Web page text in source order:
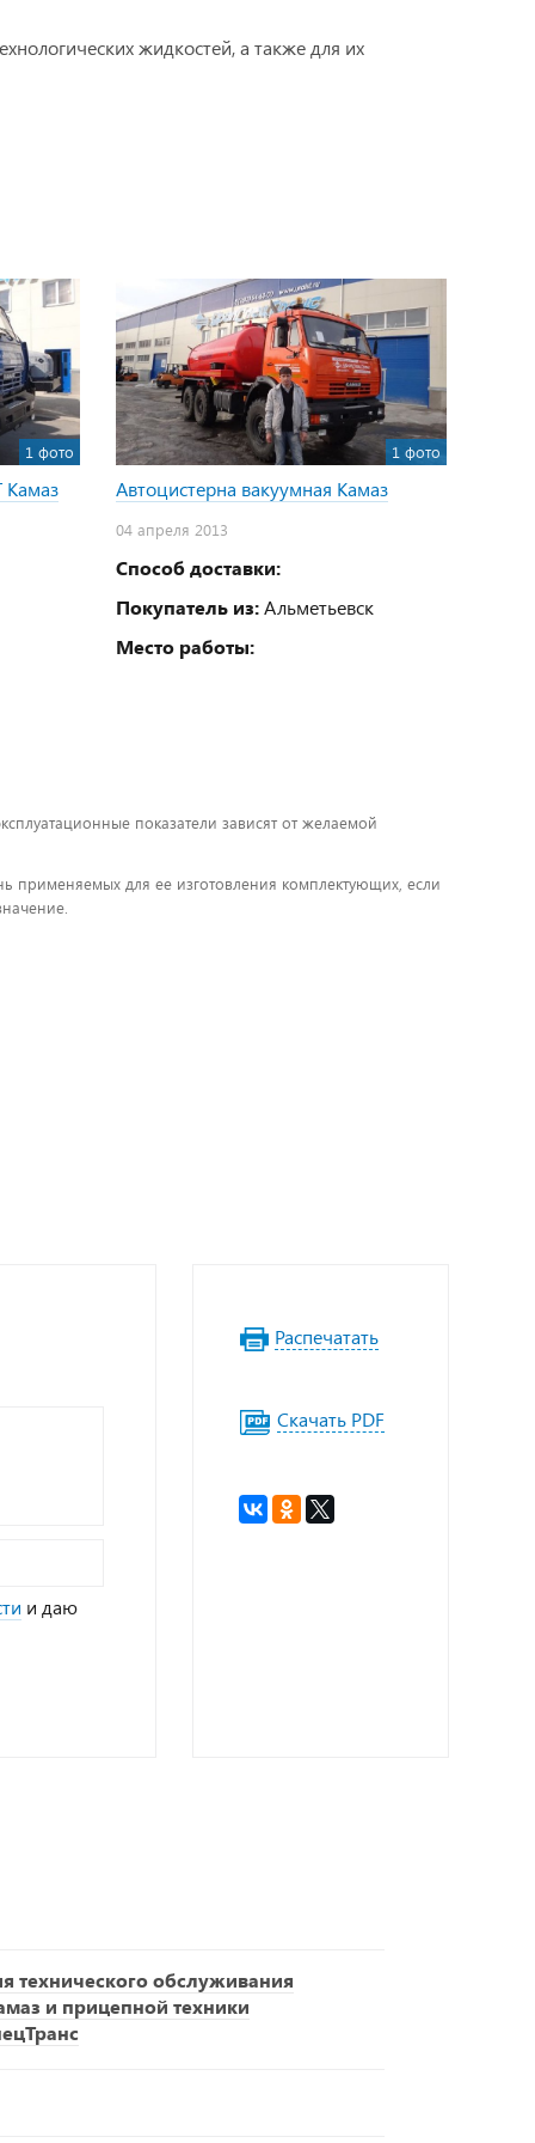
жидкостей, а также для их
1 фото
Камаз
1 фото
Автоцистерна вакуумная Камаз
04 апреля 2013
Способ доставки:
Покупатель из:Альметьевск
Место работы:
показатели зависят от желаемой
применяемых для ее изготовления комплектующих, если
и даю
Распечатать
Скачать PDF
технического обслуживания
и прицепной техники